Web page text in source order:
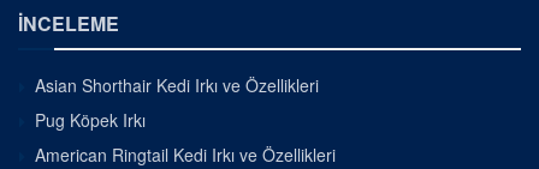
İNCELEME
Asian Shorthair Kedi Irkı ve Özellikleri
Pug Köpek Irkı
American Ringtail Kedi Irkı ve Özellikleri